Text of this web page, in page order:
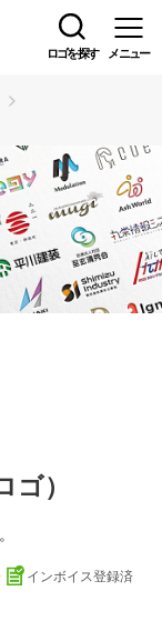
ロゴを探す メニュー
）
インボイス登録済